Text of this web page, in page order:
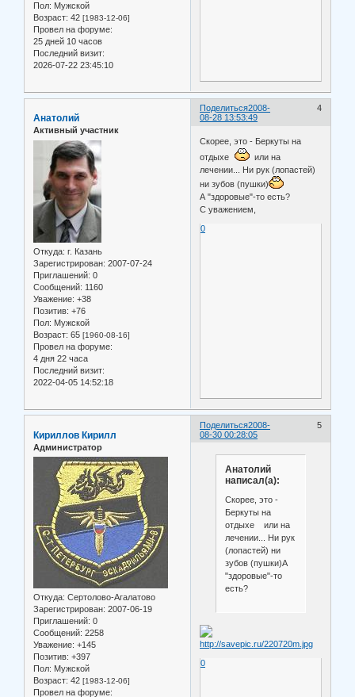
Пол: Мужской
Возраст: 42 [1983-12-06]
Провел на форуме:
25 дней 10 часов
Последний визит:
2026-07-22 23:45:10
Поделиться 4
2008-
08-28 13:53:49
Анатолий
Активный участник
Откуда: г. Казань
Зарегистрирован: 2007-07-24
Приглашений: 0
Сообщений: 1160
Уважение: +38
Позитив: +76
Пол: Мужской
Возраст: 65 [1960-08-16]
Провел на форуме:
4 дня 22 часа
Последний визит:
2022-04-05 14:52:18
Скорее, это - Беркуты на
отдыхе
или на
лечении... Ни рук (лопастей)
ни зубов (пушки)
А "здоровые"-то есть?
С уважением,
0
Поделиться 5
2008-
08-30 00:28:05
Кириллов Кирилл
Администратор
Откуда: Сертолово-Агалатово
Зарегистрирован: 2007-06-19
Приглашений: 0
Сообщений: 2258
Уважение: +145
Позитив: +397
Пол: Мужской
Возраст: 42 [1983-12-06]
Провел на форуме:
Анатолий
написал(а):
Скорее, это -
Беркуты на
отдыхе или на
лечении... Ни рук
(лопастей) ни
зубов (пушки)А
"здоровые"-то
есть?
0